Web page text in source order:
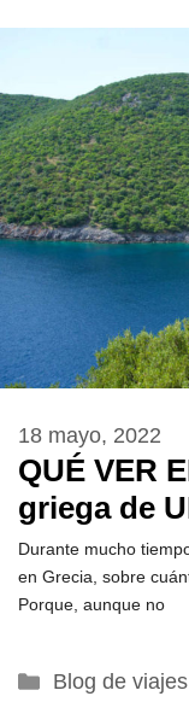
QUÉ VER
griega de
18 mayo, 2022
Durante mucho
en Grecia, sobre
Porque, aunque no
Categorías
Blog de